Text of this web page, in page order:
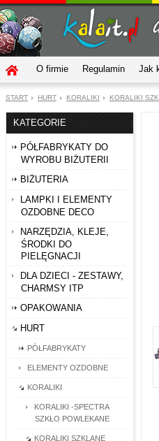
O firmie Regulamin Jak
START HURT KORALIKI KORALIKI
KATEGORIE
PÓŁFABRYKATY DO
WYROBU BIŻUTERII
BIŻUTERIA
LAMPKI I ELEMENTY
OZDOBNE DECO
NARZĘDZIA, KLEJE,
ŚRODKI DO
PIELĘGNACJI
DLA DZIECI - ZESTAWY,
CHARMSY ITP
OPAKOWANIA
HURT
PÓŁFABRYKATY
ELEMENTY OZDOBNE
KORALIKI
KORALIKI -SPECTRA
SZKŁO POWLEKANE
KORALIKI SZKLANE